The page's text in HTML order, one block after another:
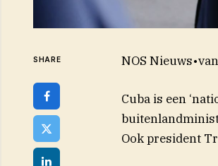
SHARE NOS Nieuws•
Cuba is een
Ook president